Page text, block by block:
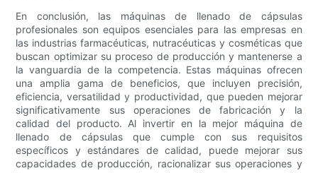
En conclusión, las máquinas de llenado de cápsulas
profesionales son equipos esenciales para las empresas en
las industrias farmacéuticas, nutracéuticas y cosméticas que
buscan optimizar su proceso de producción y mantenerse a
la vanguardia de la competencia. Estas máquinas ofrecen
una amplia gama de beneficios, que incluyen precisión,
eficiencia, versatilidad y productividad, que pueden mejorar
significativamente sus operaciones de fabricación y la
calidad del producto. Al invertir en la mejor máquina de
llenado de cápsulas que cumple con sus requisitos
específicos y estándares de calidad, puede mejorar sus
capacidades de producción, racionalizar sus operaciones y